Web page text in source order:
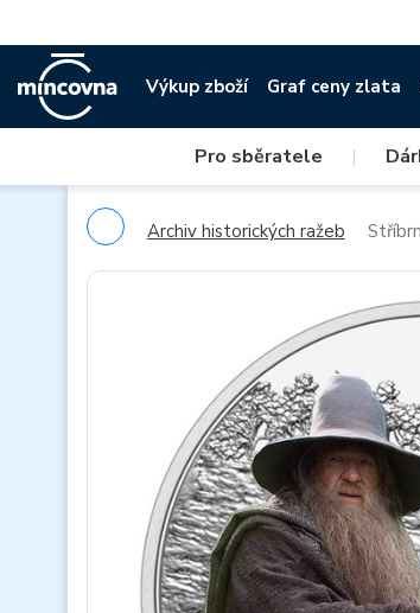
Výkup zboží Graf ceny zlata
Pro sběratele |
Archiv historických ražeb